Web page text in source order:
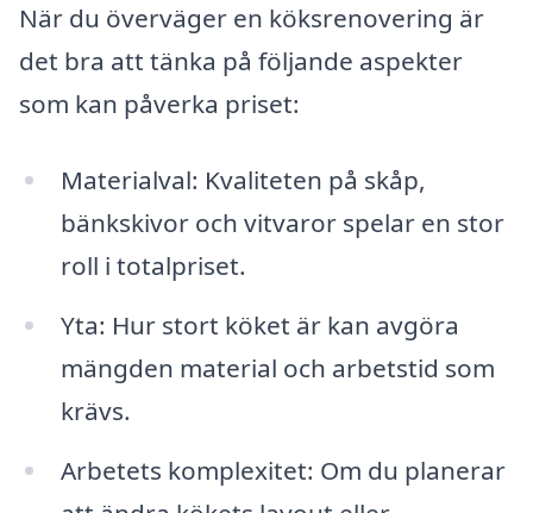
När du överväger en köksrenovering är
det bra att tänka på följande aspekter
som kan påverka priset:
Materialval: Kvaliteten på skåp,
bänkskivor och vitvaror spelar en stor
roll i totalpriset.
Yta: Hur stort köket är kan avgöra
mängden material och arbetstid som
krävs.
Arbetets komplexitet: Om du planerar